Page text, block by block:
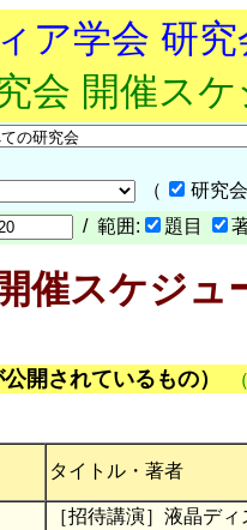
ア学会 研
会 開催ス
（
研究
/ 範囲: 題目
催スケジュ
開されているもの）
タイトル・著者
［招待講演］液晶デ